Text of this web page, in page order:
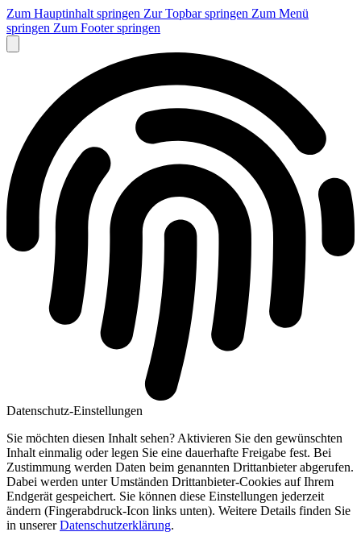
Zum Hauptinhalt springen Zur Topbar springen Zum Menü
springen Zum Footer springen
Datenschutz-Einstellungen
Sie möchten diesen Inhalt sehen? Aktivieren Sie den gewünschten
Inhalt einmalig oder legen Sie eine dauerhafte Freigabe fest. Bei
Zustimmung werden Daten beim genannten Drittanbieter abgerufen.
Dabei werden unter Umständen Drittanbieter-Cookies auf Ihrem
Endgerät gespeichert. Sie können diese Einstellungen jederzeit
ändern (Fingerabdruck-Icon links unten). Weitere Details finden Sie
in unsererDatenschutzerklärung.